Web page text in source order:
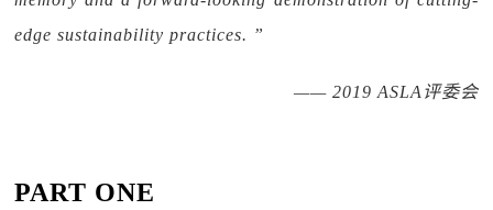
edge sustainability practices. ”
—— 2019 ASLA评委会
PART ONE